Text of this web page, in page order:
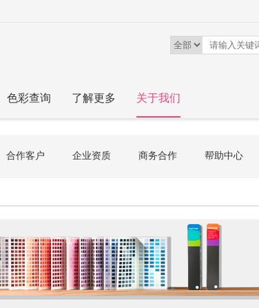
色彩查询 了解更多 关于我们
合作客户 企业资质 商务合作 帮助中心